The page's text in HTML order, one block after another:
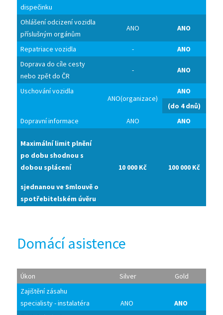
dispečinku
Ohlášení odcizení vozidla
příslušným orgánům
ANO ANO
Repatriace vozidla -
ANO
Doprava do cíle cesty
nebo zpět do ČR
- ANO
Uschování vozidla
ANO(organizace)
ANO
(do 4 dnů)
Dopravní informace
ANO ANO
Maximální limit plnění
po dobu shodnou s
dobou splácení
sjednanou ve Smlouvě o
spotřebitelském úvěru
10 000 Kč 100 000 Kč
Domácí asistence
Úkon Silver
Gold
Zajištění zásahu
specialisty - instalatéra
ANO
ANO